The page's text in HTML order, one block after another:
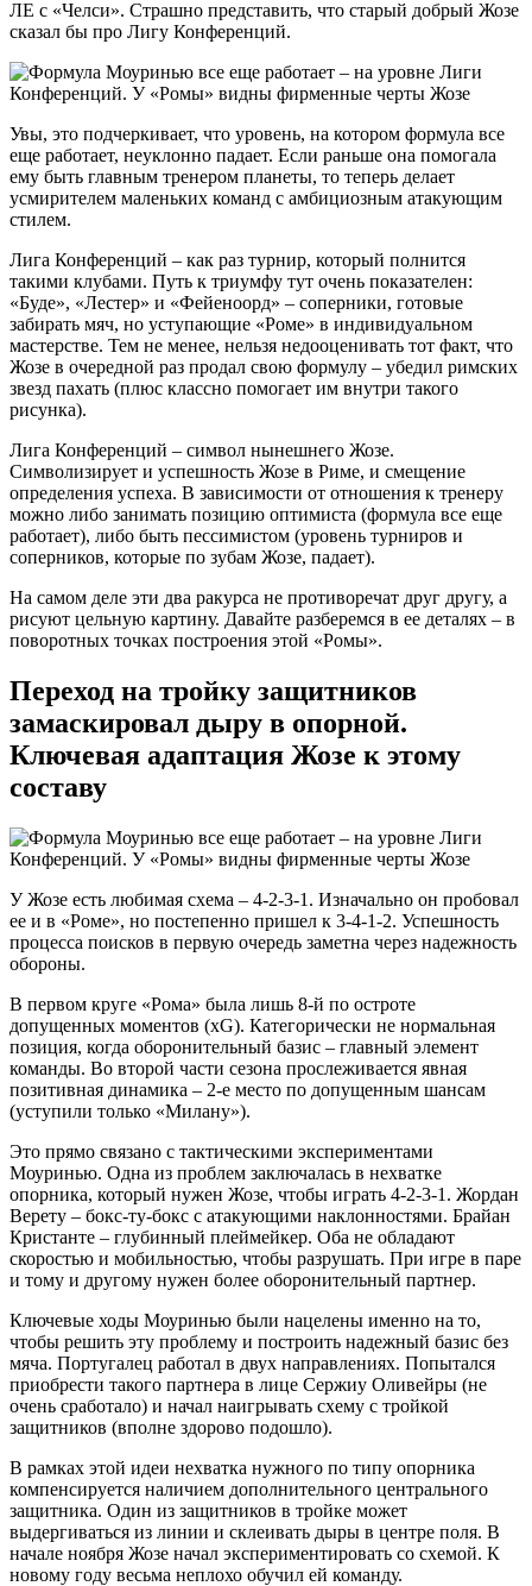
ЛЕ с «Челси». Страшно представить, что старый добрый Жозе
сказал бы про Лигу Конференций.
Увы, это подчеркивает, что уровень, на котором формула все
еще работает, неуклонно падает. Если раньше она помогала
ему быть главным тренером планеты, то теперь делает
усмирителем маленьких команд с амбициозным атакующим
стилем.
Лига Конференций – как раз турнир, который полнится
такими клубами. Путь к триумфу тут очень показателен:
«Буде», «Лестер» и «Фейеноорд» – соперники, готовые
забирать мяч, но уступающие «Роме» в индивидуальном
мастерстве. Тем не менее, нельзя недооценивать тот факт, что
Жозе в очередной раз продал свою формулу – убедил римских
звезд пахать (плюс классно помогает им внутри такого
рисунка).
Лига Конференций – символ нынешнего Жозе.
Символизирует и успешность Жозе в Риме, и смещение
определения успеха. В зависимости от отношения к тренеру
можно либо занимать позицию оптимиста (формула все еще
работает), либо быть пессимистом (уровень турниров и
соперников, которые по зубам Жозе, падает).
На самом деле эти два ракурса не противоречат друг другу, а
рисуют цельную картину. Давайте разберемся в ее деталях – в
поворотных точках построения этой «Ромы».
Переход на тройку защитников
замаскировал дыру в опорной.
Ключевая адаптация Жозе к этому
составу
У Жозе есть любимая схема – 4-2-3-1. Изначально он пробовал
ее и в «Роме», но постепенно пришел к 3-4-1-2. Успешность
процесса поисков в первую очередь заметна через надежность
обороны.
В первом круге «Рома» была лишь 8-й по остроте
допущенных моментов (xG). Категорически не нормальная
позиция, когда оборонительный базис – главный элемент
команды. Во второй части сезона прослеживается явная
позитивная динамика – 2-е место по допущенным шансам
(уступили только «Милану»).
Это прямо связано с тактическими экспериментами
Моуринью. Одна из проблем заключалась в нехватке
опорника, который нужен Жозе, чтобы играть 4-2-3-1. Жордан
Верету – бокс-ту-бокс с атакующими наклонностями. Брайан
Кристанте – глубинный плеймейкер. Оба не обладают
скоростью и мобильностью, чтобы разрушать. При игре в паре
и тому и другому нужен более оборонительный партнер.
Ключевые ходы Моуринью были нацелены именно на то,
чтобы решить эту проблему и построить надежный базис без
мяча. Португалец работал в двух направлениях. Попытался
приобрести такого партнера в лице Сержиу Оливейры (не
очень сработало) и начал наигрывать схему с тройкой
защитников (вполне здорово подошло).
В рамках этой идеи нехватка нужного по типу опорника
компенсируется наличием дополнительного центрального
защитника. Один из защитников в тройке может
выдергиваться из линии и склеивать дыры в центре поля. В
начале ноября Жозе начал экспериментировать со схемой. К
новому году весьма неплохо обучил ей команду.